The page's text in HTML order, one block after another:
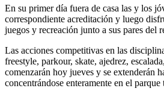
En su primer día fuera de casa las y los
correspondiente acreditación y luego
juegos y recreación junto a sus pares del
Las acciones competitivas en las
freestyle, parkour, skate, ajedrez,
comenzarán hoy jueves y se extenderán
concentrándose enteramente en el